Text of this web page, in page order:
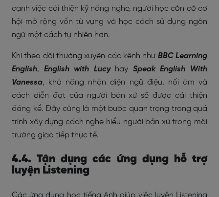
cạnh việc cải thiện kỹ năng nghe, người học còn có cơ
hội mở rộng vốn từ vựng và học cách sử dụng ngôn
ngữ một cách tự nhiên hơn.
Khi theo dõi thường xuyên các kênh như BBC Learning
English, English with Lucyhay Speak English With
Vanessa, khả năng nhận diện ngữ điệu, nối âm và
cách diễn đạt của người bản xứ sẽ được cải thiện
đáng kể. Đây cũng là một bước quan trọng trong quá
trình xây dựng cách nghe hiểu người bản xứ trong môi
trường giao tiếp thực tế.
4.4. Tận dụng các ứng dụng hỗ trợ
luyện Listening
Các ứng dụng học tiếng Anh giúp việc luyện Listening